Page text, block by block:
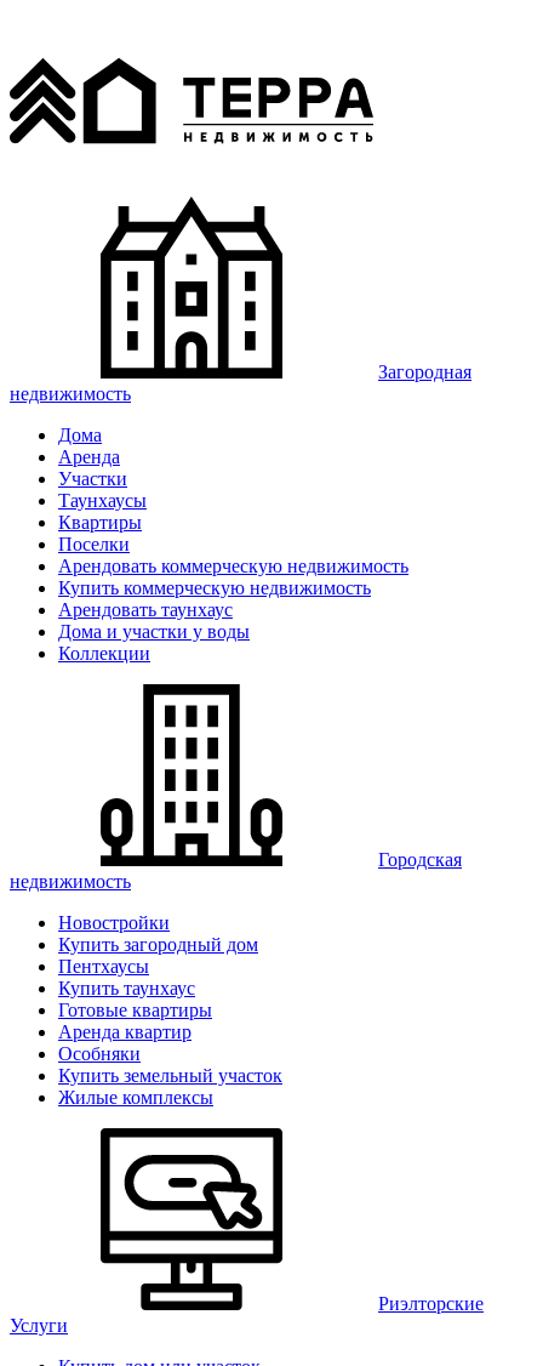
Загородная
недвижимость
Дома
Аренда
Участки
Таунхаусы
Квартиры
Поселки
Арендовать коммерческую недвижимость
Купить коммерческую недвижимость
Арендовать таунхаус
Дома и участки у воды
Коллекции
Городская
недвижимость
Новостройки
Купить загородный дом
Пентхаусы
Купить таунхаус
Готовые квартиры
Аренда квартир
Особняки
Купить земельный участок
Жилые комплексы
Риэлторские
Услуги